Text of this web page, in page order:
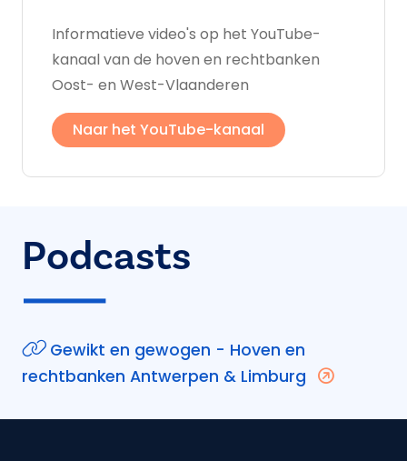
Informatieve video's op het YouTube-
kanaal van de hoven en rechtbanken
Oost- en West-Vlaanderen
Naar het YouTube-kanaal
Podcasts
Gewikt en gewogen - Hoven en
rechtbanken Antwerpen & Limburg